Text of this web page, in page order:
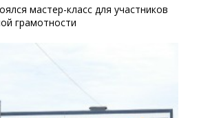
мастер-класс для участников
грамотности